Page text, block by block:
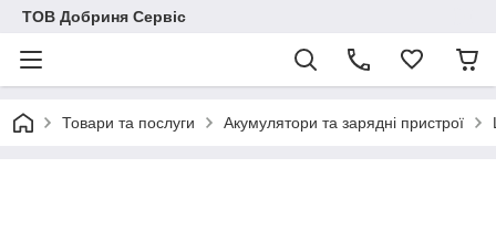
ТОВ Добриня Сервіс
Товари та послуги Акумулятори та зарядні пристрої